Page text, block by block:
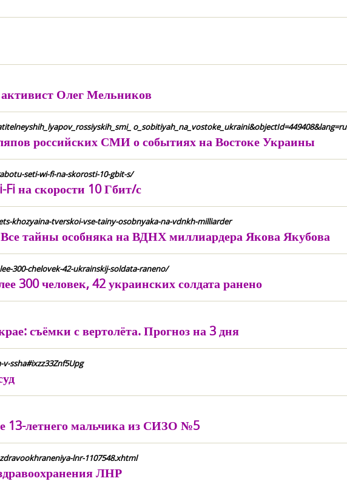
Олег Мельников
o_sobitiyah_na_vostoke_ukraini&objectId=449408&lang=ru
российских СМИ о событиях на Востоке Украины
seti-wi-fi-na-skorosti-10-gbit-s/
на скорости 10 Гбит/с
khozyaina-tverskoi-vse-tainy-osobnyaka-na-vdnkh-milliarder
тайны особняка на ВДНХ миллиардера Якова Якубова
300-chelovek-42-ukrainskij-soldata-raneno/
300 человек, 42 украинских солдата ранено
съёмки с вертолёта. Прогноз на 3 дня
ssha#ixzz33Znf5Upg
летнего мальчика из СИЗО №5
lnr-1107548.xhtml
ЛНР